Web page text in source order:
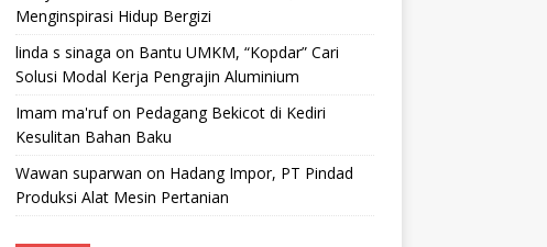
Menginspirasi Hidup Bergizi
linda s sinaga on Bantu UMKM, “Kopdar” Cari
Solusi Modal Kerja Pengrajin Aluminium
Imam ma'rufon Pedagang Bekicot di Kediri
Kesulitan Bahan Baku
Wawan suparwan on Hadang Impor, PT Pindad
Produksi Alat Mesin Pertanian